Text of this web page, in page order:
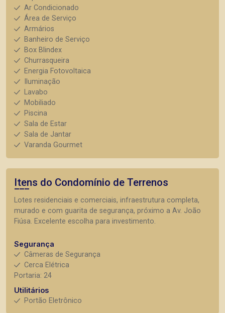
Ar Condicionado
Área de Serviço
Armários
Banheiro de Serviço
Box Blindex
Churrasqueira
Energia Fotovoltaica
Iluminação
Lavabo
Mobiliado
Piscina
Sala de Estar
Sala de Jantar
Varanda Gourmet
Itens do Condomínio de Terrenos
Lotes residenciais e comerciais, infraestrutura completa,
murado e com guarita de segurança, próximo a Av. João
Fiúsa. Excelente escolha para investimento.
Segurança
Câmeras de Segurança
Cerca Elétrica
Portaria: 24
Utilitários
Portão Eletrônico